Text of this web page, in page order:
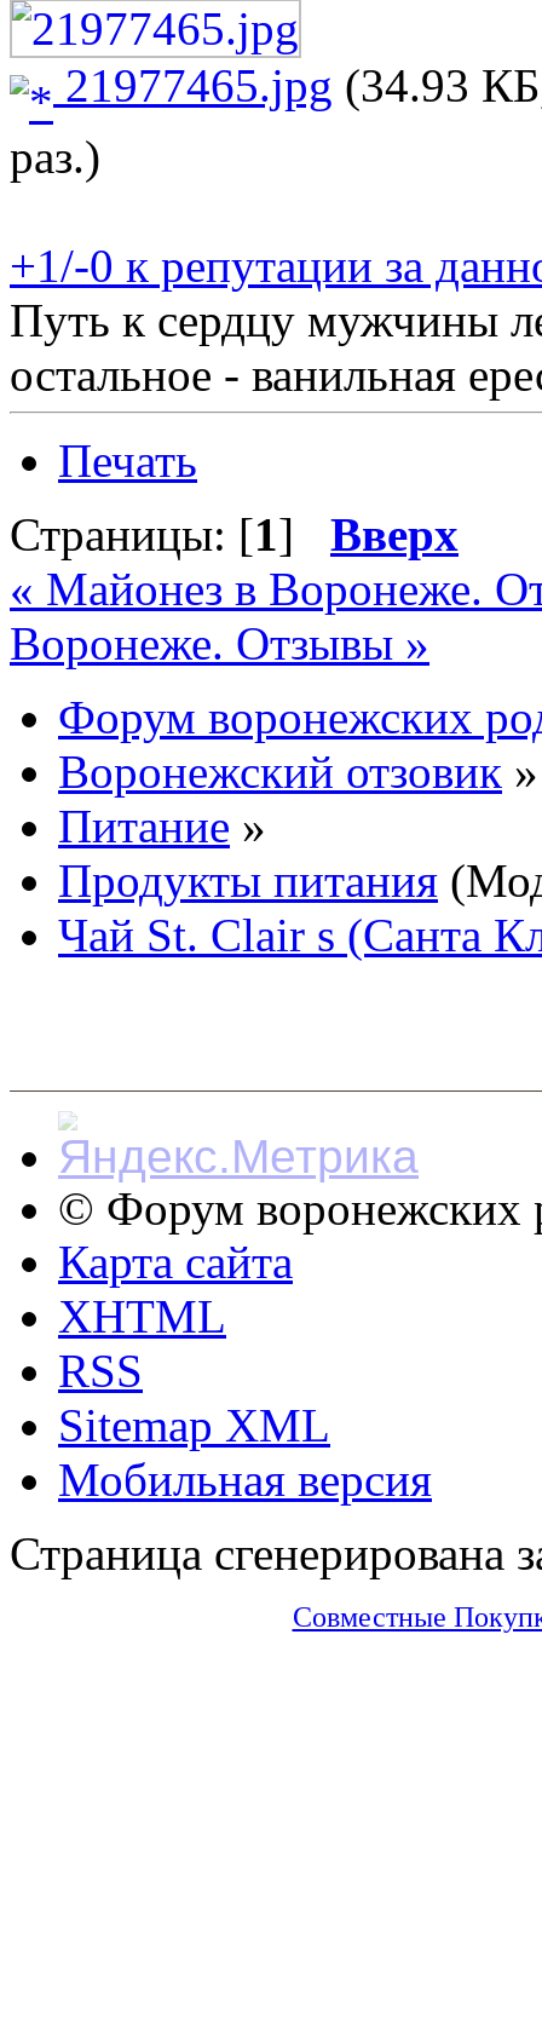
21977465.jpg (34.93
раз.)
+1/-0 к репутации за
Путь к сердцу мужчины
остальное - ванильная
Печать
Страницы: [1] Вверх
« Майонез в Воронеже.
Воронеже. Отзывы »
Форум воронежских
Воронежский отзовик »
Питание »
Продукты питания
Чай St. Clair s (Санта
© Форум воронежских
Карта сайта
XHTML
RSS
Sitemap XML
Мобильная версия
Страница сгенерирована
Совместные